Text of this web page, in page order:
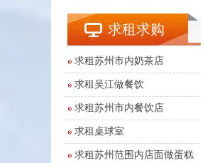
求租求购
求租苏州市内奶茶店
求租吴江做餐饮
求租苏州市内餐饮店
求租桌球室
求租苏州范围内店面做蛋糕